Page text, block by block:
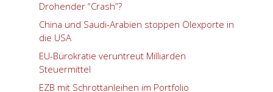
Drohender “Crash”?
China und Saudi-Arabien stoppen Ölexporte in
die USA
EU-Bürokratie veruntreut Milliarden
Steuermittel
EZB mit Schrottanleihen im Portfolio